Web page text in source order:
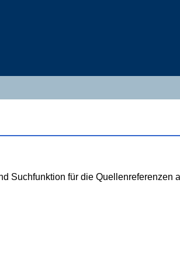
Suchfunktion für die Quellenreferenzen